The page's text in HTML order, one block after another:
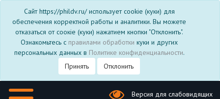
Сайт https://phildv.ru/ использует cookie (куки) для
обеспечения корректной работы и аналитики. Вы можете
отказаться от соокіе (куки) нажатием кнопки "Отклонить".
Ознакомьтесь с правилами обработки куки и других
персональных данных в Политике конфиденциальности.
Принять
Отклонить
Версия для слабовидящих